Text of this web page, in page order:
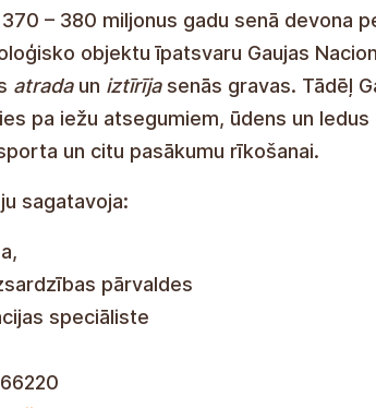
en grotten samen als in de
geschiedenis zich uitstrekt tot 370-
groot deel van de geologische en
Park Gauja werd mogelijk gemaakt
vond en vrijmaakte. Daarom is het
voor recreatie, sport en andere
opgesteld door:
communicatiespecialist